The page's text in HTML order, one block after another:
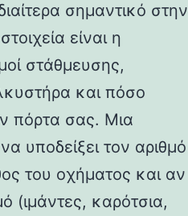
σημαντικό στην
είναι η
στάθμευσης,
και πόσο
πόρτα σας. Μια
υποδείξει τον αριθμό
του οχήματος και αν
(ιμάντες, καρότσια,